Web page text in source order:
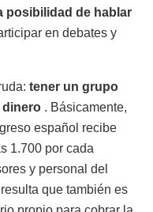
posibilidad de hablar
en debates y
tener un grupo
dinero . Básicamente,
español recibe
1.700 por cada
y personal del
que también es